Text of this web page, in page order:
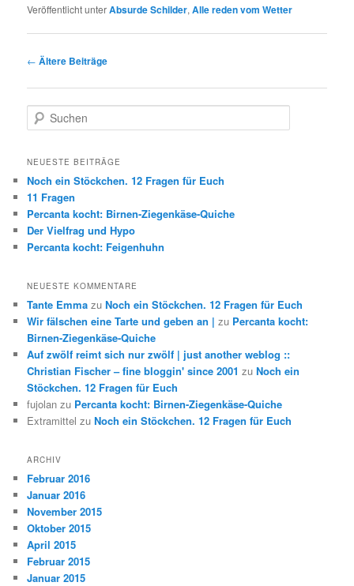
Veröffentlicht unterAbsurde Schilder,Alle reden vom Wetter
Beitragsnavigation
← Ältere Beiträge
Suchen
NEUESTE BEITRÄGE
Noch ein Stöckchen. 12 Fragen für Euch
11 Fragen
Percanta kocht: Birnen-Ziegenkäse-Quiche
Der Vielfrag und Hypo
Percanta kocht: Feigenhuhn
NEUESTE KOMMENTARE
Tante Emma zuNoch ein Stöckchen. 12 Fragen für Euch
Wir fälschen eine Tarte und geben an | zu Percanta kocht:
Birnen-Ziegenkäse-Quiche
Auf zwölf reimt sich nur zwölf | just another weblog ::
Christian Fischer – fine bloggin' since 2001 zuNoch ein
Stöckchen. 12 Fragen für Euch
fujolan zu Percanta kocht: Birnen-Ziegenkäse-Quiche
Extramittel zuNoch ein Stöckchen. 12 Fragen für Euch
ARCHIV
Februar 2016
Januar 2016
November 2015
Oktober 2015
April 2015
Februar 2015
Januar 2015